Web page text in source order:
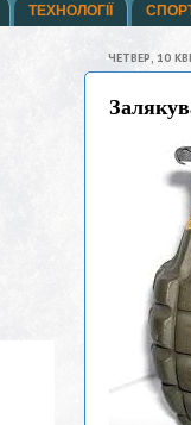
ТЕХНОЛОГІЇ
ЧЕТВЕР, 10